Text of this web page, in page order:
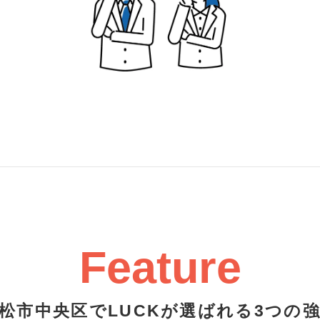
Feature
市中央区でLUCKが選ばれる3つの